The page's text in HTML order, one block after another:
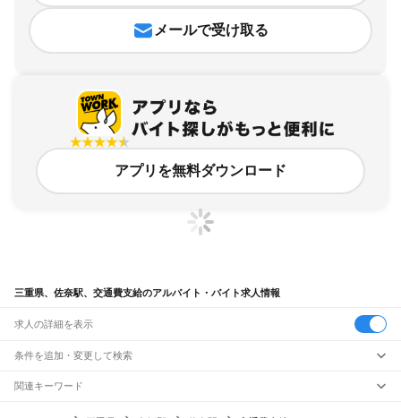
メールで受け取る
アプリを無料ダウンロード
三重県、佐奈駅、交通費支給のアルバイト・バイト求人情報
求人の詳細を表示
条件を追加・変更して検索
市区町村を追加・変更
関連キーワード